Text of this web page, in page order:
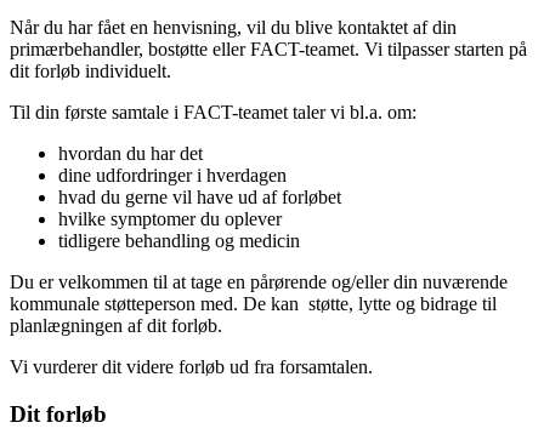
Når du har fået en henvisning, vil du blive kontaktet af din
primærbehandler, bostøtte eller FACT-teamet. Vi tilpasser starten på
dit forløb individuelt.
Til din første samtale i FACT-teamet taler vi bl.a. om:
hvordan du har det
dine udfordringer i hverdagen
hvad du gerne vil have ud af forløbet
hvilke symptomer du oplever
tidligere behandling og medicin
Du er velkommen til at tage en pårørende og/eller din nuværende
kommunale støtteperson med. De kan støtte, lytte og bidrage til
planlægningen af dit forløb.
Vi vurderer dit videre forløb ud fra forsamtalen.
Dit forløb